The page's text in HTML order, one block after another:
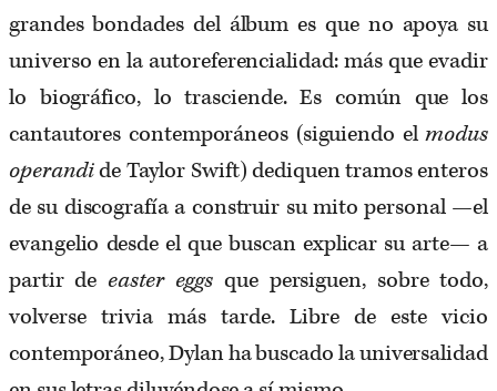
grandes bondades del álbum es que no apoya su
universo en la autoreferencialidad: más que evadir
lo biográfico, lo trasciende. Es común que los
cantautores contemporáneos (siguiendo elmodus
operandide Taylor Swift) dediquen tramos enteros
de su discografía a construir su mito personal —el
evangelio desde el que buscan explicar su arte— a
partir deeaster eggsque persiguen, sobre todo,
volverse trivia más tarde. Libre de este vicio
contemporáneo, Dylan ha buscado la universalidad